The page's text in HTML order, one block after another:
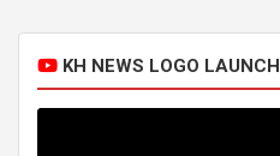
KH NEWS LOGO LAUNCH